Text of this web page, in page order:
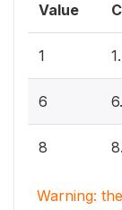
Value
1
6
8
Warning: